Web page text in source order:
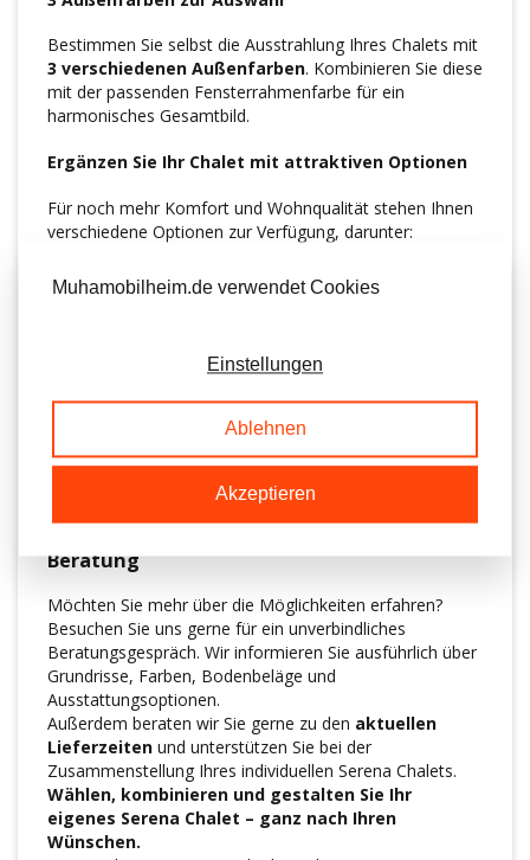
Bestimmen Sie selbst die Ausstrahlung Ihres Chalets mit
3 verschiedenen Außenfarben. Kombinieren Sie diese
mit der passenden Fensterrahmenfarbe für ein
harmonisches Gesamtbild.
Ergänzen Sie Ihr Chalet mit attraktiven Optionen
Für noch mehr Komfort und Wohnqualität stehen Ihnen
verschiedene Optionen zur Verfügung, darunter:
✔ Spiegelverkehrter Grundriss
Das Serena Chalet bietet zahlreiche Möglichkeiten, Ihr
Ferienhaus ganz nach Ihren Vorstellungen zu gestalten.
Von der Raumaufteilung bis zu den kleinsten Details –
Sie entscheiden, wie Ihr perfektes Chalet aussehen soll.
Beratung
Möchten Sie mehr über die Möglichkeiten erfahren?
Besuchen Sie uns gerne für ein unverbindliches
Beratungsgespräch. Wir informieren Sie ausführlich über
Grundrisse, Farben, Bodenbeläge und
Ausstattungsoptionen.
Außerdem beraten wir Sie gerne zu den aktuellen
Lieferzeiten und unterstützen Sie bei der
Zusammenstellung Ihres individuellen Serena Chalets.
Wählen, kombinieren und gestalten Sie Ihr
eigenes Serena Chalet – ganz nach Ihren
Wünschen.
Muhamobilheim.de verwendet Cookies
Einstellungen
Ablehnen
Akzeptieren